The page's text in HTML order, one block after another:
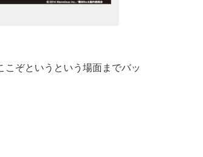
ぞというという場面までバッ